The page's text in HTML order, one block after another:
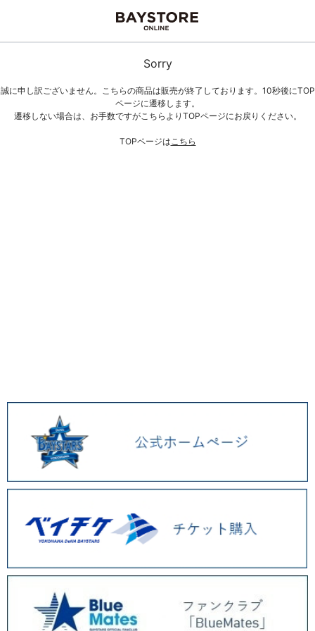
Sorry
誠に申し訳ございません。こちらの商品は販売が終了しております。10秒後にTOP
ページに遷移します。
遷移しない場合は、お手数ですがこちらよりTOPページにお戻りください。
TOPページはこちら